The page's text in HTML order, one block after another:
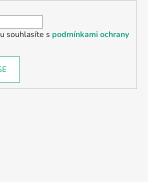
souhlasíte s podmínkami ochrany